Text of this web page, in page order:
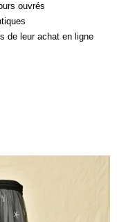
ouvrés
de leur achat en ligne